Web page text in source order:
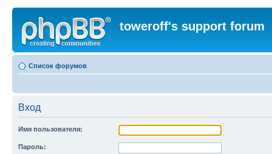
toweroff's support forum
Список форумов
Вход
Имя пользователя:
Пароль: